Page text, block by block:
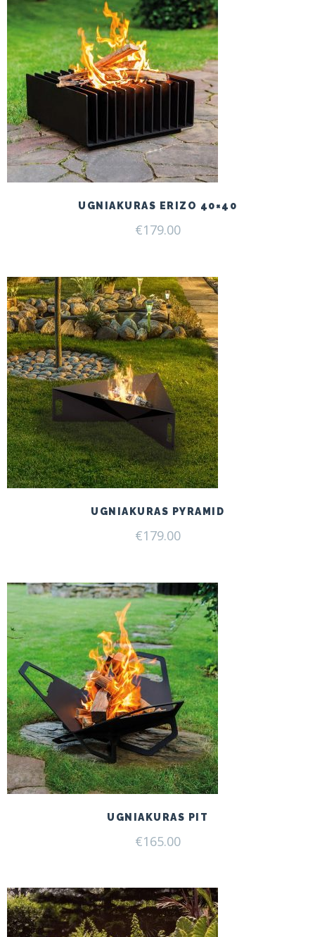
UGNIAKURAS ERIZO 40×40
€179.00
UGNIAKURAS PYRAMID
€179.00
UGNIAKURAS PIT
€165.00